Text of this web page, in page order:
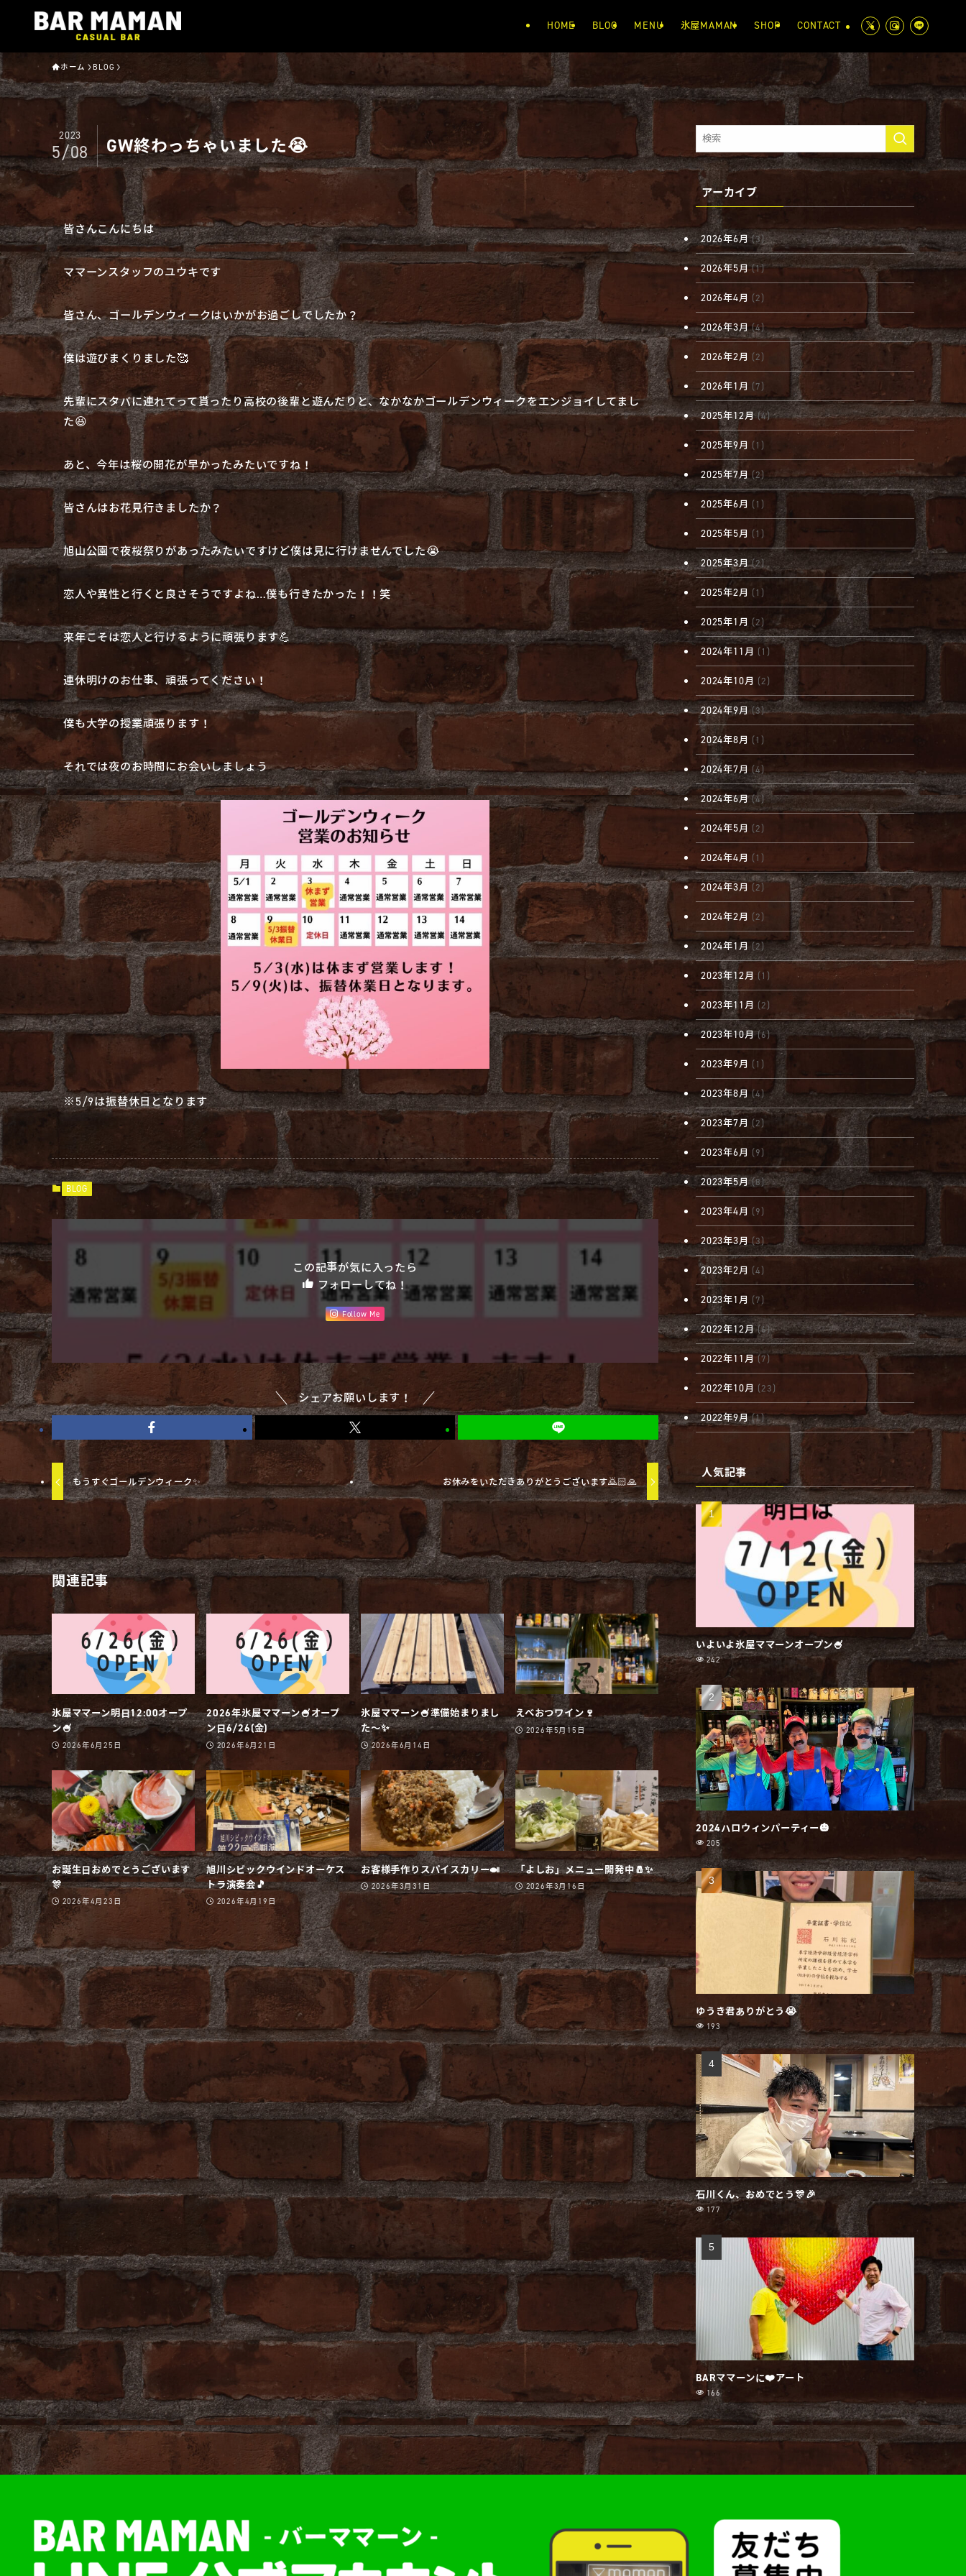
HOME BLOG MENU 氷屋MAMAN SHOP CONTACT
ホーム BLOG
GW終わっちゃいました😭
2023
5/08
皆さんこんにちは
ママーンスタッフのユウキです
皆さん、ゴールデンウィークはいかがお過ごしでしたか？
僕は遊びまくりました🥰
先輩にスタバに連れてって貰ったり高校の後輩と遊んだりと、なかなかゴールデンウィークをエンジョイしてまし
た😆
あと、今年は桜の開花が早かったみたいですね！
皆さんはお花見行きましたか？
旭山公園で夜桜祭りがあったみたいですけど僕は見に行けませんでした😭
恋人や異性と行くと良さそうですよね…僕も行きたかった！！笑
来年こそは恋人と行けるように頑張ります💪
連休明けのお仕事、頑張ってください！
僕も大学の授業頑張ります！
それでは夜のお時間にお会いしましょう
※5/9は振替休日となります
BLOG
この記事が気に入ったら
フォローしてね！
Follow Me
シェアお願いします！
もうすぐゴールデンウィーク✨ お休みをいただきありがとうございます🙇🏻🙏
関連記事
氷屋ママーン明日12:00オープ
ン🍧
2026年6月25日
2026年氷屋ママーン🍧オープ
ン日6/26(金)
2026年6月21日
氷屋ママーン🍧準備始まりまし
た〜✨
2026年6月14日
えべおつワイン🍷
2026年5月15日
お誕生日おめでとうございます
🎊
2026年4月23日
旭川シビックウインドオーケス
トラ演奏会🎵
2026年4月19日
お客様手作りスパイスカリー🍛
2026年3月31日
「よしお」メニュー開発中🧂✨
2026年3月16日
アーカイブ
2026年6月 (3)
2026年5月(1)
2026年4月 (2)
2026年3月(4)
2026年2月 (2)
2026年1月 (7)
2025年12月(4)
2025年9月 (1)
2025年7月 (2)
2025年6月 (1)
2025年5月 (1)
2025年3月(2)
2025年2月 (1)
2025年1月 (2)
2024年11月 (1)
2024年10月 (2)
2024年9月(3)
2024年8月 (1)
2024年7月 (4)
2024年6月(4)
2024年5月 (2)
2024年4月 (1)
2024年3月 (2)
2024年2月 (2)
2024年1月(2)
2023年12月 (1)
2023年11月 (2)
2023年10月(6)
2023年9月 (1)
2023年8月 (4)
2023年7月 (2)
2023年6月 (9)
2023年5月(8)
2023年4月 (9)
2023年3月(3)
2023年2月 (4)
2023年1月 (7)
2022年12月(6)
2022年11月(7)
2022年10月 (23)
2022年9月(1)
人気記事
いよいよ氷屋ママーンオープン🍧
242
2024ハロウィンパーティー🎃
205
ゆうき君ありがとう😭
193
石川くん、おめでとう🎊🎉
177
BARママーンに❤️アート
166